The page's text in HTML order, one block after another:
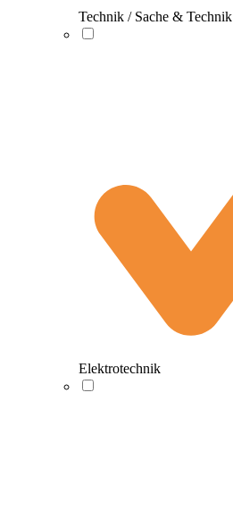
Technik / Sache & Technik
Elektrotechnik